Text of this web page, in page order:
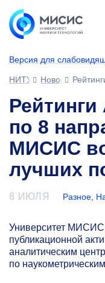
Версия для
НИТУ МИСИС
Новости
по 8
МИСИС
лучших
8 ИЮЛЯ Разное,
Университет МИСИС
публикационной
аналитическим
по